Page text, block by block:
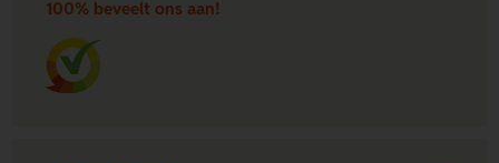
100% beveelt ons aan!